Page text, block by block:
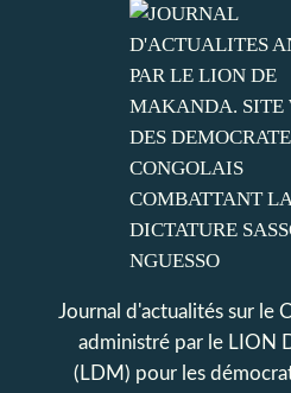
Journal d'actualités sur le
administré par le LION
(LDM) pour les